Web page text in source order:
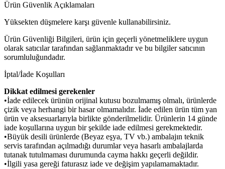
Ürün Güvenlik Açıklamaları
Yüksekten düşmelere karşı güvenle kullanabilirsiniz.
Ürün Güvenliği Bilgileri, ürün için geçerli yönetmeliklere uygun
olarak satıcılar tarafından sağlanmaktadır ve bu bilgiler satıcının
sorumluluğundadır.
İptal/İade Koşulları
Dikkat edilmesi gerekenler
•İade edilecek ürünün orijinal kutusu bozulmamış olmalı, ürünlerde
çizik veya herhangi bir hasar olmamalıdır. İade edilen ürün tüm yan
ürün ve aksesuarlarıyla birlikte gönderilmelidir. Ürünlerin 14 günde
iade koşullarına uygun bir şekilde iade edilmesi gerekmektedir.
•Büyük desili ürünlerde (Beyaz eşya, TV vb.) ambalajın teknik
servis tarafından açılmadığı durumlar veya hasarlı ambalajlarda
tutanak tutulmaması durumunda cayma hakkı geçerli değildir.
•İlgili yasa gereği faturasız iade ve değişim yapılamamaktadır.